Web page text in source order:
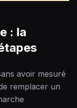
: la
avoir mesuré
remplacer un